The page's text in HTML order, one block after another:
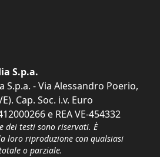
S.p.a.
- Via Alessandro Poerio,
Cap. Soc. i.v. Euro
e REA VE-454332
testi sono riservati. È
loro riproduzione con qualsiasi
o parziale.